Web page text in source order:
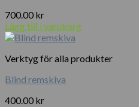
700.00 kr
Lägg till i varukorg
Verktyg för alla produkter
Blind remskiva
400.00 kr